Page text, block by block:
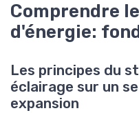
Comprendre
d'énergie:
Les principes du
éclairage sur un
expansion